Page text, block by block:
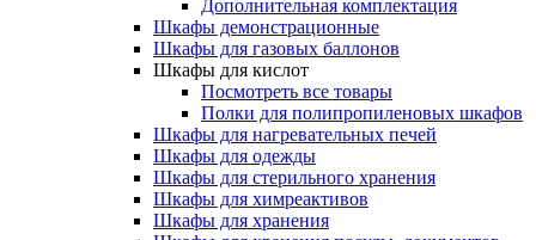
Дополнительная комплектация
Шкафы демонстрационные
Шкафы для газовых баллонов
Шкафы для кислот
Посмотреть все товары
Полки для полипропиленовых шкафов
Шкафы для нагревательных печей
Шкафы для одежды
Шкафы для стерильного хранения
Шкафы для химреактивов
Шкафы для хранения